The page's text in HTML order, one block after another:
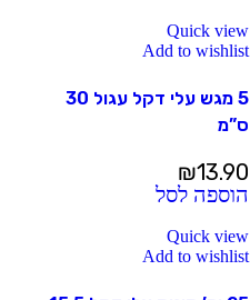
Quick view
Add to wishlist
5 מגש עלי דקל עגול 30
ס”מ
₪13.90
הוספה לסל
Quick view
Add to wishlist